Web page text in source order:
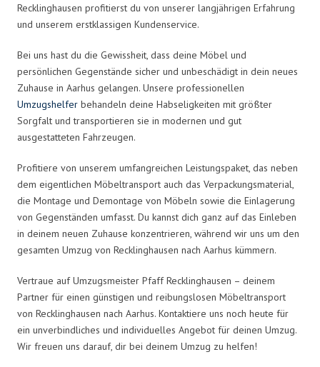
Recklinghausen profitierst du von unserer langjährigen Erfahrung
und unserem erstklassigen Kundenservice.
Bei uns hast du die Gewissheit, dass deine Möbel und
persönlichen Gegenstände sicher und unbeschädigt in dein neues
Zuhause in Aarhus gelangen. Unsere professionellen
Umzugshelfer behandeln deine Habseligkeiten mit größter
Sorgfalt und transportieren sie in modernen und gut
ausgestatteten Fahrzeugen.
Profitiere von unserem umfangreichen Leistungspaket, das neben
dem eigentlichen Möbeltransport auch das Verpackungsmaterial,
die Montage und Demontage von Möbeln sowie die Einlagerung
von Gegenständen umfasst. Du kannst dich ganz auf das Einleben
in deinem neuen Zuhause konzentrieren, während wir uns um den
gesamten Umzug von Recklinghausen nach Aarhus kümmern.
Vertraue auf Umzugsmeister Pfaff Recklinghausen – deinem
Partner für einen günstigen und reibungslosen Möbeltransport
von Recklinghausen nach Aarhus. Kontaktiere uns noch heute für
ein unverbindliches und individuelles Angebot für deinen Umzug.
Wir freuen uns darauf, dir bei deinem Umzug zu helfen!